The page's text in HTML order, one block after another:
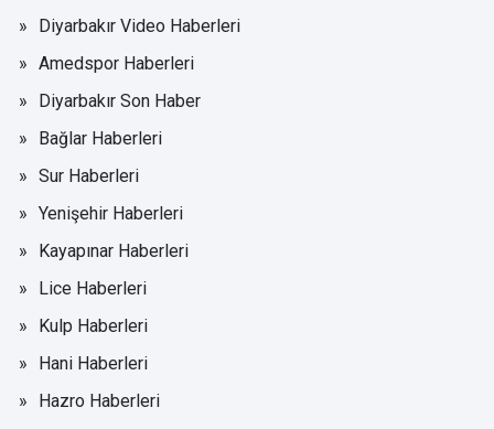
Diyarbakır Video Haberleri
Amedspor Haberleri
Diyarbakır Son Haber
Bağlar Haberleri
Sur Haberleri
Yenişehir Haberleri
Kayapınar Haberleri
Lice Haberleri
Kulp Haberleri
Hani Haberleri
Hazro Haberleri